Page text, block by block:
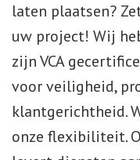
laten plaatsen?
uw project! Wij
zijn VCA
voor veiligheid,
klantgerichtheid.
onze flexibiliteit.